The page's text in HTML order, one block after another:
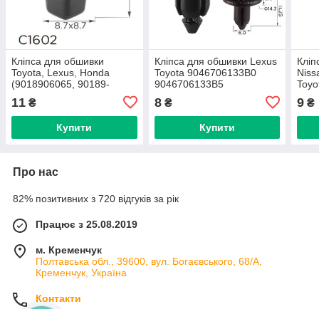
Кліпса для обшивки
Toyota, Lexus, Honda
(9018906065, 90189-
11 ₴
Купити
Кліпса для обшивки Lexus
Toyota 9046706133B0
9046706133B5
8₴
Купити
9 ₴
Про нас
82% позитивних з 720 відгуків за рік
Працює з 25.08.2019
м. Кременчук
Полтавська обл., 39600, вул. Богаєвського, 68/А,
Кременчук, Україна
Контакти